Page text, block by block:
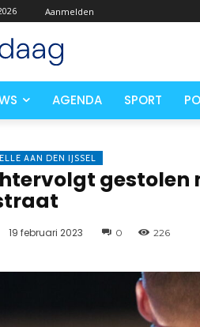
Aanmelden
AGENDA SPORT
AAN DEN IJSSEL
gestolen
19 februari 2023 0 226